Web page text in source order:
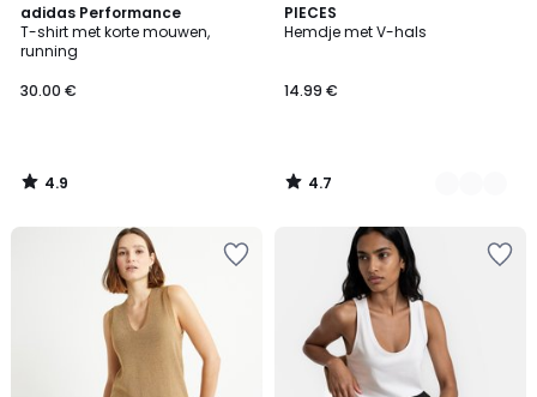
adidas Performance
T-shirt met korte mouwen,
running
30.00 €
4.9
/ 5
4.9
/
PIECES
Hemdje met V-hals
14.99 €
4.7
/ 5
2
Kleuren
4.7
/